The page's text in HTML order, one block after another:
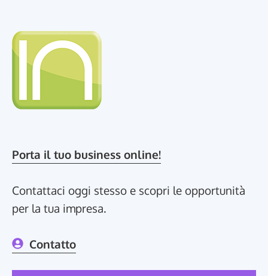
Porta il tuo business online!
Contattaci oggi stesso e scopri le opportunità
per la tua impresa.
Contatto